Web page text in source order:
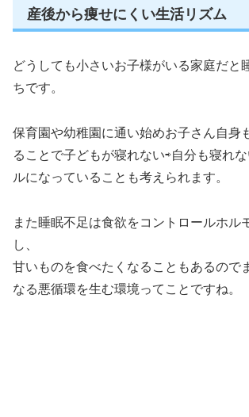
産後から痩せにくい生活リズム
どうしても小さいお子様がいる家庭だと
ちです。
保育園や幼稚園に通い始めお子さん自身
ることで子どもが寝れない⇨自分も寝れ
ルになっていることも考えられます。
また睡眠不足は食欲をコントロールホル
し、
甘いものを食べたくなることもあるので
なる悪循環を生む環境ってことですね。